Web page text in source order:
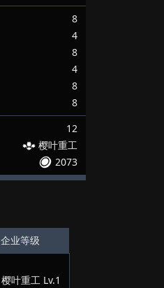
8
4
8
4
8
8
12
樱叶重工
2073
企业等级
樱叶重工 Lv.1